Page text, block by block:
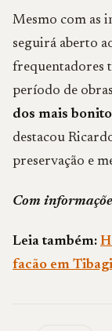
Mesmo com as
seguirá aberto
frequentadores
período de
dos mais
destacou
preservação e
Com
Leia também:
facão em